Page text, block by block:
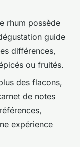
rhum possède
guide
différences,
ou fruités.
des flacons,
de notes
expérience